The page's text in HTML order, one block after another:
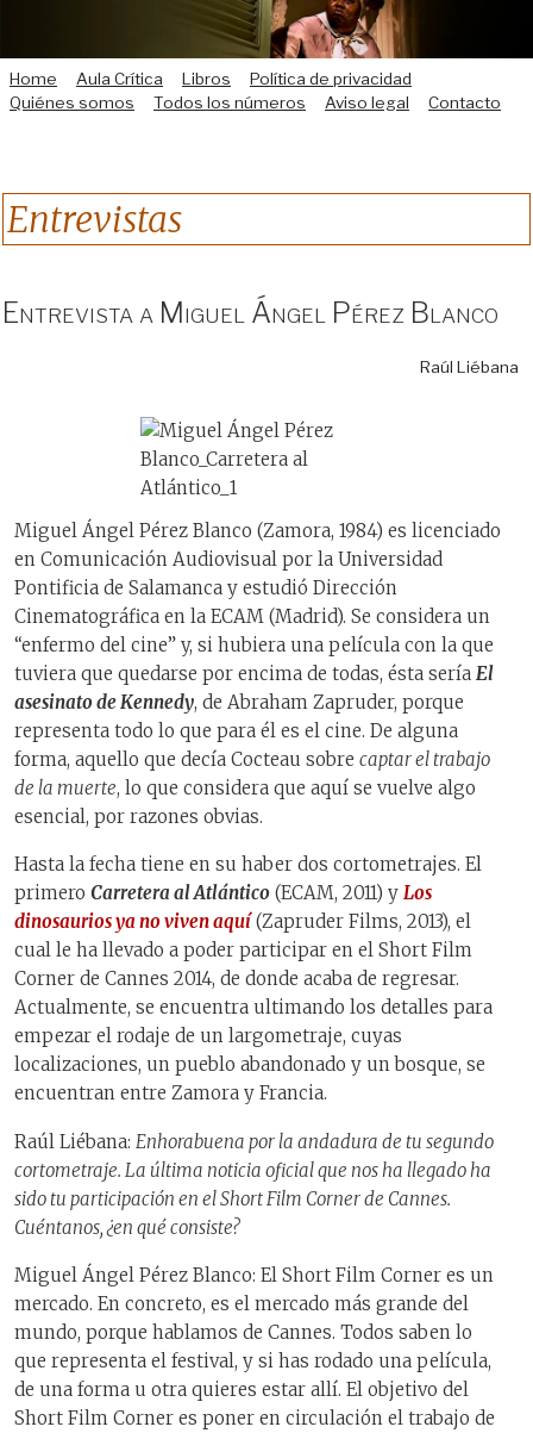
Home Aula Crítica Libros
Política de privacidad
Quiénes somos
Todos los números Aviso legal Contacto
Entrevistas
Entrevista a Miguel Ángel Pérez Blanco
Raúl Liébana
Miguel Ángel Pérez Blanco (Zamora, 1984) es licenciado
en Comunicación Audiovisual por la Universidad
Pontificia de Salamanca y estudió Dirección
Cinematográfica en la ECAM (Madrid). Se considera un
“enfermo del cine” y, si hubiera una película con la que
tuviera que quedarse por encima de todas, ésta sería El
asesinato de Kennedy, de Abraham Zapruder, porque
representa todo lo que para él es el cine. De alguna
forma, aquello que decía Cocteau sobre captar el trabajo
de la muerte, lo que considera que aquí se vuelve algo
esencial, por razones obvias.
Hasta la fecha tiene en su haber dos cortometrajes. El
primero Carretera al Atlántico (ECAM, 2011) y Los
dinosaurios ya no viven aquí(Zapruder Films, 2013), el
cual le ha llevado a poder participar en el Short Film
Corner de Cannes 2014, de donde acaba de regresar.
Actualmente, se encuentra ultimando los detalles para
empezar el rodaje de un largometraje, cuyas
localizaciones, un pueblo abandonado y un bosque, se
encuentran entre Zamora y Francia.
Raúl Liébana: Enhorabuena por la andadura de tu segundo
cortometraje. La última noticia oficial que nos ha llegado ha
sido tu participación en el Short Film Corner de Cannes.
Cuéntanos, ¿en qué consiste?
Miguel Ángel Pérez Blanco: El Short Film Corner es un
mercado. En concreto, es el mercado más grande del
mundo, porque hablamos de Cannes. Todos saben lo
que representa el festival, y si has rodado una película,
de una forma u otra quieres estar allí. El objetivo del
Short Film Corner es poner en circulación el trabajo de